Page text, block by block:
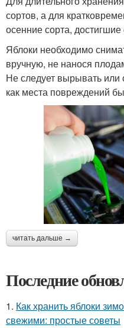
сортов, а для
осенние сорта,
Яблоки необходимо
вручную, не нанося
Не следует вырывать или
как места повреждений
читать дальше →
Последние
1. Как хранить яблоки
свежими: простые советы